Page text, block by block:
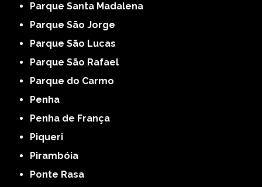
Parque Santa Madalena
Parque São Jorge
Parque São Lucas
Parque São Rafael
Parque do Carmo
Penha
Penha de França
Piqueri
Pirambóia
Ponte Rasa